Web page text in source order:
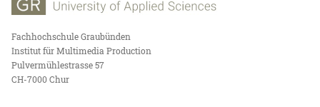
Fachhochschule Graubünden
Institut für Multimedia Production
Pulvermühlestrasse 57
CH-7000 Chur